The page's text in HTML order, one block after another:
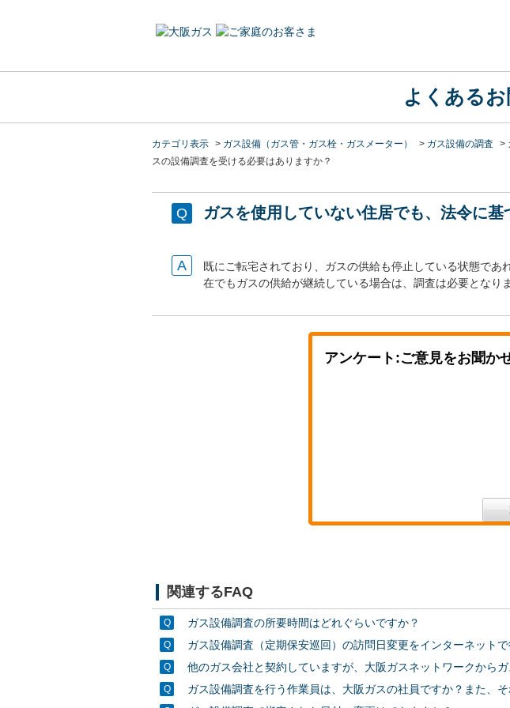
よくある
カテゴリ表示 > ガス設備（ガス管・ガス栓・ガスメーター） > ガス設備の調査 >
スの設備調査を受ける必要はありますか？
ガスを使用していない住居でも、法令に
既にご転宅されており、ガスの供給も停止している状態で
在でもガスの供給が継続している場合は、調査は必要となりま
アンケート:ご意見をお聞か
関連するFAQ
ガス設備調査の所要時間はどれぐらいですか？
ガス設備調査（定期保安巡回）の訪問日変更をインターネット
他のガス会社と契約していますが、大阪ガスネットワークから
ガス設備調査を行う作業員は、大阪ガスの社員ですか？また、